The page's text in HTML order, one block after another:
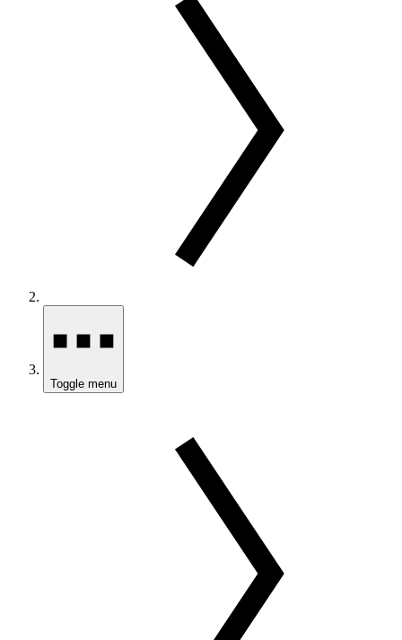
Toggle menu